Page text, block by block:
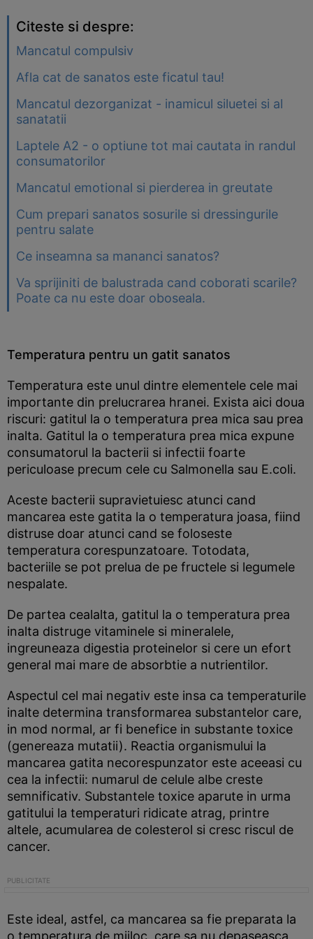
Citeste si despre:
Mancatul compulsiv
Afla cat de sanatos este ficatul tau!
Mancatul dezorganizat - inamicul siluetei si al
sanatatii
Laptele A2 - o optiune tot mai cautata in randul
consumatorilor
Mancatul emotional si pierderea in greutate
Cum prepari sanatos sosurile si dressingurile
pentru salate
Ce inseamna sa mananci sanatos?
Va sprijiniti de balustrada cand coborati scarile?
Poate ca nu este doar oboseala.
Temperatura pentru un gatit sanatos
Temperatura este unul dintre elementele cele mai
importante din prelucrarea hranei. Exista aici doua
riscuri: gatitul la o temperatura prea mica sau prea
inalta. Gatitul la o temperatura prea mica expune
consumatorul la bacterii si infectii foarte
periculoase precum cele cu Salmonella sau E.coli.
Aceste bacterii supravietuiesc atunci cand
mancarea este gatita la o temperatura joasa, fiind
distruse doar atunci cand se foloseste
temperatura corespunzatoare. Totodata,
bacteriile se pot prelua de pe fructele si legumele
nespalate.
De partea cealalta, gatitul la o temperatura prea
inalta distruge vitaminele si mineralele,
ingreuneaza digestia proteinelor si cere un efort
general mai mare de absorbtie a nutrientilor.
Aspectul cel mai negativ este insa ca temperaturile
inalte determina transformarea substantelor care,
in mod normal, ar fi benefice in substante toxice
(genereaza mutatii). Reactia organismului la
mancarea gatita necorespunzator este aceeasi cu
cea la infectii: numarul de celule albe creste
semnificativ. Substantele toxice aparute in urma
gatitului la temperaturi ridicate atrag, printre
altele, acumularea de colesterol si cresc riscul de
cancer.
Este ideal, astfel, ca mancarea sa fie preparata la
o temperatura de mijloc, care sa nu depaseasca